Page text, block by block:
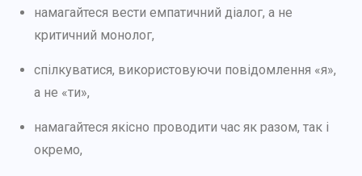
намагайтеся вести емпатичний діалог, а не
критичний монолог,
спілкуватися, використовуючи повідомлення «я»,
а не «ти»,
намагайтеся якісно проводити час як разом, так і
окремо,